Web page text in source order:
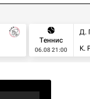
Теннис
06.08 21:00
Д.
К.